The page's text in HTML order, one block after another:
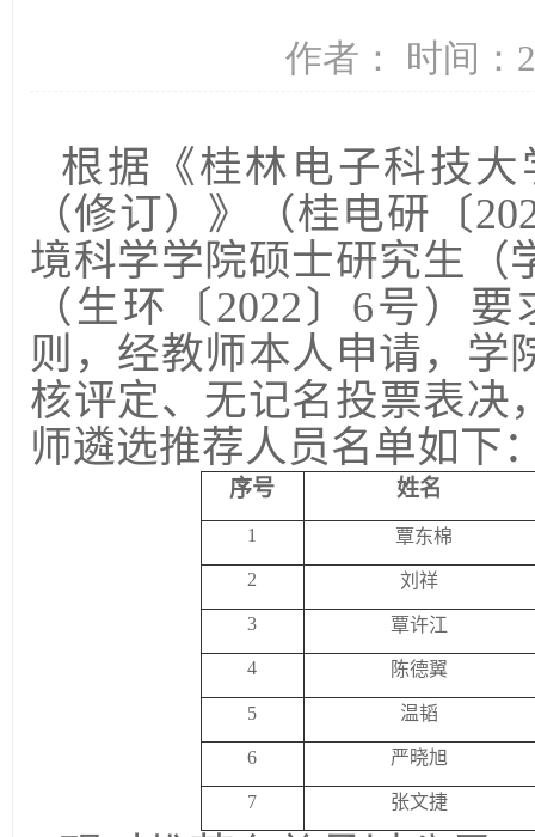
作者： 时间：
根据《桂林电子科技
（修订）》（桂电研〔
境科学学院硕士研究生（
（生环〔 2022 〕 6号）要
则，经教师本人申请，学
核评定、无记名投票表决
师遴选推荐人员名单如下
序号 姓名
1 覃东棉
2 刘祥
3 覃许江
4 陈德翼
5 温韬
6 严晓旭
7 张文捷